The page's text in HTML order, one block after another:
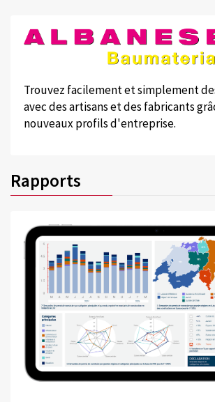
Trouvez facilement et simplement
avec des artisans et des fabricants
nouveaux profils d'entreprise.
Rapports